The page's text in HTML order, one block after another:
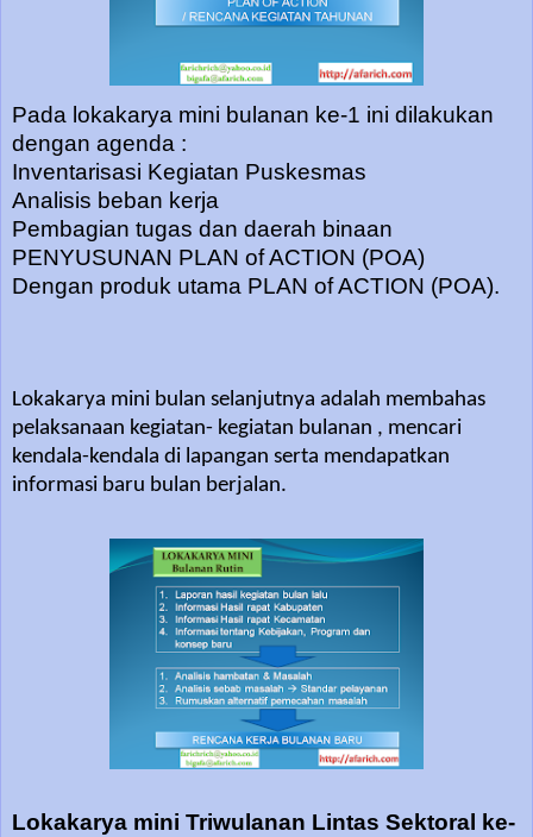
Pada lokakarya mini bulanan ke-1 ini dilakukan
dengan agenda :
Inventarisasi Kegiatan Puskesmas
Analisis beban kerja
Pembagian tugas dan daerah binaan
PENYUSUNAN PLAN of ACTION (POA)
Dengan produk utama PLAN of ACTION (POA).
Lokakarya mini bulan selanjutnya adalah membahas
pelaksanaan kegiatan- kegiatan bulanan , mencari
kendala-kendala di lapangan serta mendapatkan
informasi baru bulan berjalan.
Lokakarya mini Triwulanan Lintas Sektoral ke-